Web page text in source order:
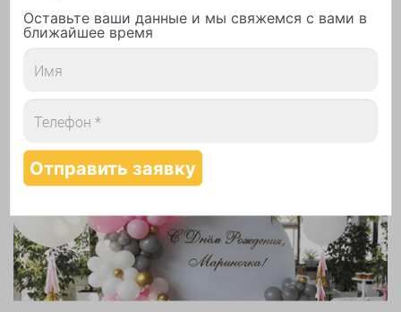
Печать логотипа
Оставьте ваши данные и мы свяжемся с вами в
ближайшее время